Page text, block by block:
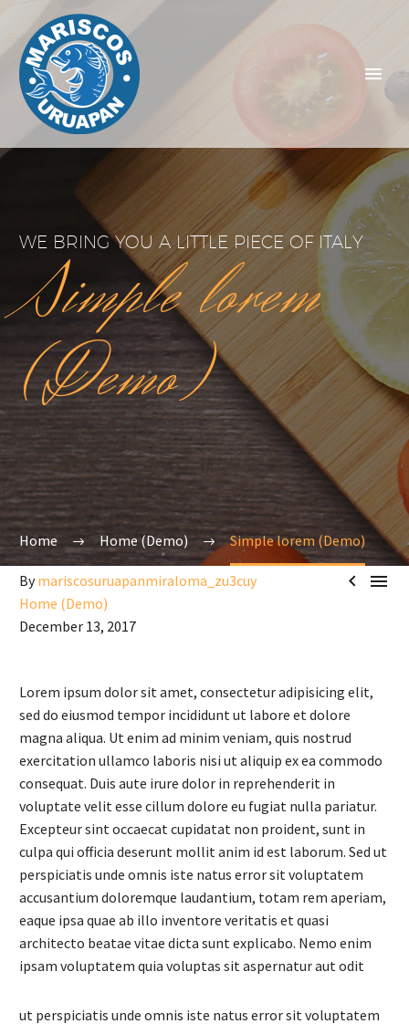
WE BRING YOU A LITTLE PIECE OF ITALY
Simple lorem
(Demo)
Home Home (Demo) Simple lorem (Demo)
 
Bymariscosuruapanmiraloma_zu3cuy
Home (Demo)
December 13, 2017
Lorem ipsum dolor sit amet, consectetur adipisicing elit,
sed do eiusmod tempor incididunt ut labore et dolore
magna aliqua. Ut enim ad minim veniam, quis nostrud
exercitation ullamco laboris nisi ut aliquip ex ea commodo
consequat. Duis aute irure dolor in reprehenderit in
voluptate velit esse cillum dolore eu fugiat nulla pariatur.
Excepteur sint occaecat cupidatat non proident, sunt in
culpa qui officia deserunt mollit anim id est laborum. Sed ut
perspiciatis unde omnis iste natus error sit voluptatem
accusantium doloremque laudantium, totam rem aperiam,
eaque ipsa quae ab illo inventore veritatis et quasi
architecto beatae vitae dicta sunt explicabo. Nemo enim
ipsam voluptatem quia voluptas sit aspernatur aut odit
ut perspiciatis unde omnis iste natus error sit voluptatem